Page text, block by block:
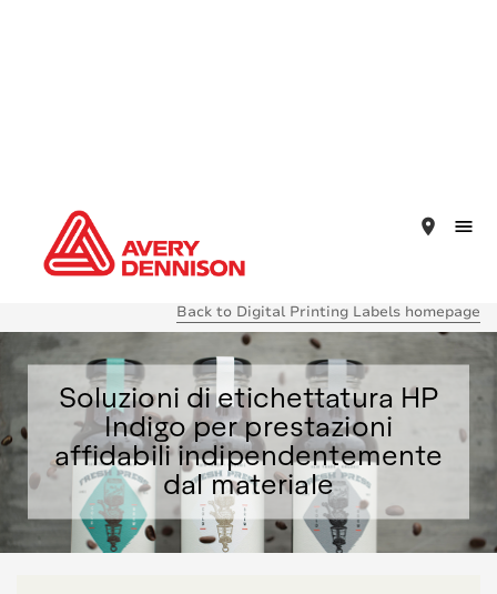
place
Back to Digital Printing Labels homepage
Soluzioni di etichettatura HP
Indigo per prestazioni
affidabili indipendentemente
dal materiale